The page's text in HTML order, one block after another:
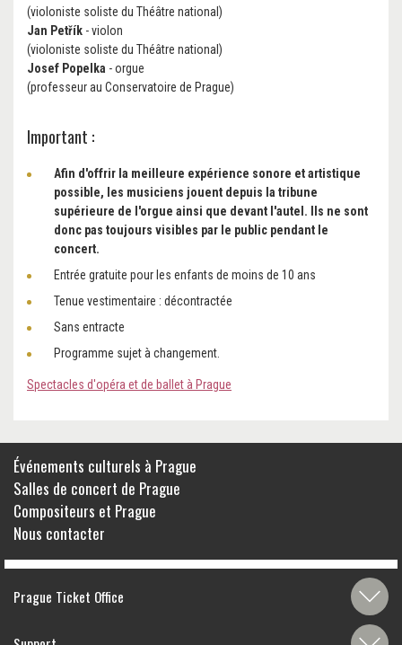
(violoniste soliste du Théâtre national)
Jan Petřík - violon
(violoniste soliste du Théâtre national)
Josef Popelka - orgue
(professeur au Conservatoire de Prague)
Important :
Afin d'offrir la meilleure expérience sonore et artistique
possible, les musiciens jouent depuis la tribune
supérieure de l'orgue ainsi que devant l'autel. Ils ne sont
donc pas toujours visibles par le public pendant le
concert.
Entrée gratuite pour les enfants de moins de 10 ans
Tenue vestimentaire : décontractée
Sans entracte
Programme sujet à changement.
Spectacles d'opéra et de ballet à Prague
Événements culturels à Prague
Salles de concert de Prague
Compositeurs et Prague
Nous contacter
Prague Ticket Office